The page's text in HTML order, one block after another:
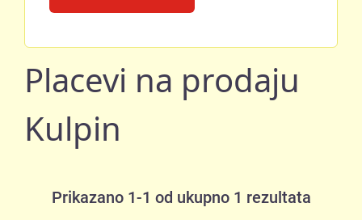
Placevi na prodaju
Kulpin
Prikazano 1-1 od ukupno 1 rezultata